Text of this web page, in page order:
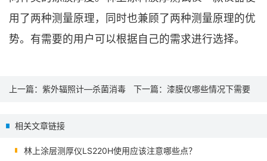
用了两种测量原理，同时也兼顾了两种测量原理的优
势。有需要的用户可以根据自己的需求进行选择。
上一篇： 紫外辐照计—杀菌消毒 下一篇： 漆膜仪哪些情况下需要
相关文章链接
林上涂层测厚仪LS220H使用应该注意哪些点？